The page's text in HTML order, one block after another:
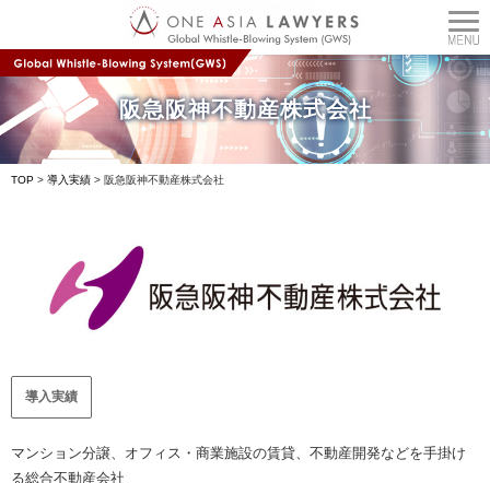
阪急阪神不動産株式会社
TOP > 導入実績 > 阪急阪神不動産株式会社
導入実績
マンション分譲、オフィス・商業施設の賃貸、不動産開発などを手掛け
る総合不動産会社